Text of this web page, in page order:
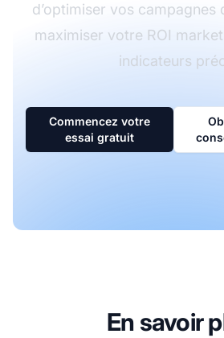
d’optimiser vos campagnes
maximiser votre ROI
indicateurs
Commencez votre
essai gratuit
En savoir